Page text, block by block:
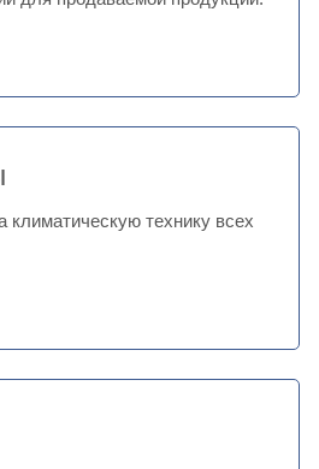
технику всех